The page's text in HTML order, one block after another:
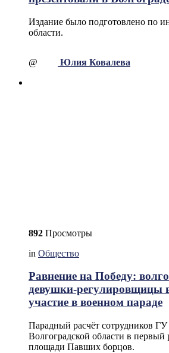
Издание было подготовлено по
области.
@ Юлия Ковалева
892 Просмотры
in Общество
Равнение на Победу:
девушки-регулировщицы
участие в военном параде
Парадный расчёт сотрудников
Волгоградской области в первый
площади Павших борцов.